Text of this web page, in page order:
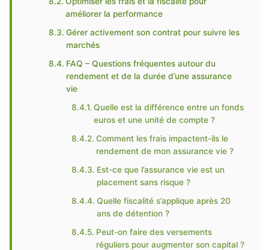
améliorer la performance
Gérer activement son contrat pour suivre les
marchés
FAQ – Questions fréquentes autour du
rendement et de la durée d’une assurance
vie
Quelle est la différence entre un fonds
euros et une unité de compte ?
Comment les frais impactent-ils le
rendement de mon assurance vie ?
Est-ce que l’assurance vie est un
placement sans risque ?
Quelle fiscalité s’applique après 20
ans de détention ?
Peut-on faire des versements
réguliers pour augmenter son capital ?